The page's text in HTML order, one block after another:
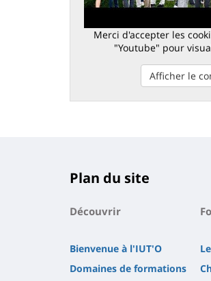
Merci d'accepter les
"Youtube" pour
Afficher le
Plan du site
Découvrir
Bienvenue à l'IUT'O
Domaines de formations